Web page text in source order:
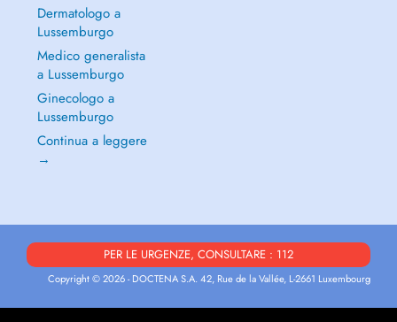
Dermatologo a
Lussemburgo
Medico generalista
a Lussemburgo
Ginecologo a
Lussemburgo
Continua a leggere
→
PER LE URGENZE, CONSULTARE : 112
Copyright © 2026 - DOCTENA S.A. 42, Rue de la Vallée, L-2661 Luxembourg